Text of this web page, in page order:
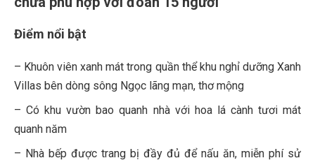
Điểm nổi bật
– Khuôn viên xanh mát trong quần thể khu nghỉ dưỡng Xanh
Villas bên dòng sông Ngọc lãng mạn, thơ mộng
– Có khu vườn bao quanh nhà với hoa lá cành tươi mát
quanh năm
– Nhà bếp được trang bị đầy đủ để nấu ăn, miễn phí sử